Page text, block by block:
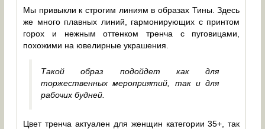
Мы привыкли к строгим линиям в образах Тины. Здесь
же много плавных линий, гармонирующих с принтом
горох и нежным оттенком тренча с пуговицами,
похожими на ювелирные украшения.
Такой образ подойдет как для
торжественных мероприятий, так и для
рабочих будней.
Цвет тренча актуален для женщин категории 35+, так